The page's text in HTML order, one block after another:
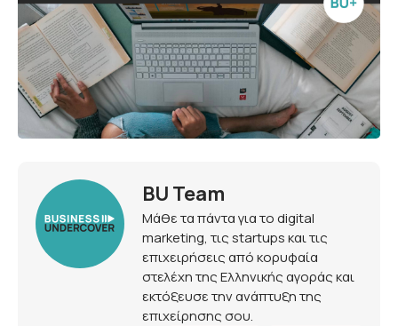
BU Team
Μάθε τα πάντα για το digital
marketing, τις startups και τις
επιχειρήσεις από κορυφαία
στελέχη της Ελληνικής αγοράς και
εκτόξευσε την ανάπτυξη της
επιχείρησης σου.